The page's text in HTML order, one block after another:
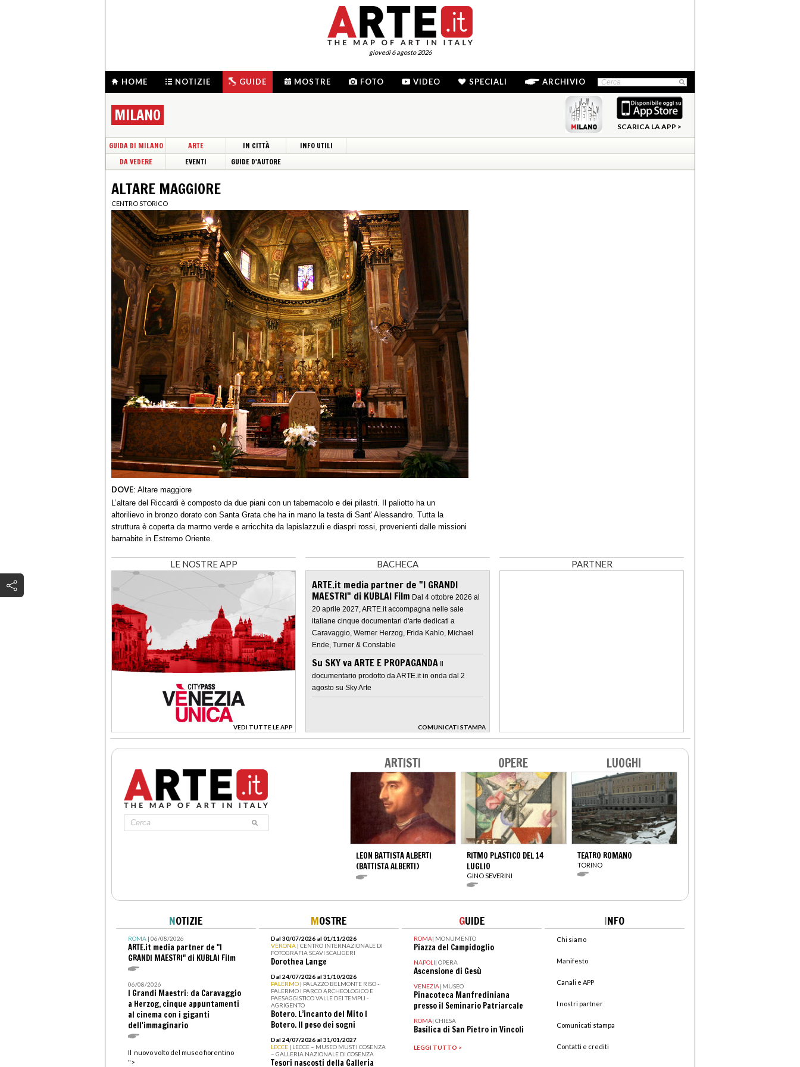
giovedì 6 agosto 2026
HOME NOTIZIE GUIDE MOSTRE FOTO VIDEO SPECIALI ARCHIVIO
MILANO
SCARICA LA APP >
GUIDA DI MILANO ARTE IN CITTÀ
INFO UTILI
DA VEDERE
EVENTI GUIDE D'AUTORE
ALTARE MAGGIORE
CENTRO STORICO
DOVE: Altare maggiore
L’altare del Riccardi è composto da due piani con un tabernacolo e dei pilastri. Il paliotto ha un
altorilievo in bronzo dorato con Santa Grata che ha in mano la testa di Sant' Alessandro. Tutta la
struttura è coperta da marmo verde e arricchita da lapislazzuli e diaspri rossi, provenienti dalle missioni
barnabite in Estremo Oriente.
LE NOSTRE APP
VEDI TUTTE LE APP
>
BACHECA
ARTE.it media partner de "I GRANDI
MAESTRI" di KUBLAI Film Dal 4 ottobre 2026 al
20 aprile 2027, ARTE.it accompagna nelle sale
italiane cinque documentari d'arte dedicati a
Caravaggio, Werner Herzog, Frida Kahlo, Michael
Ende, Turner & Constable
Su SKY va ARTE E PROPAGANDA Il
documentario prodotto da ARTE.it in onda dal 2
agosto su Sky Arte
COMUNICATI STAMPA
>
PARTNER
ARTISTI
LEON BATTISTA ALBERTI
(BATTISTA ALBERTI)
OPERE
RITMO PLASTICO DEL 14
LUGLIO
GINO SEVERINI
LUOGHI
TEATRO ROMANO
TORINO
NOTIZIE
ROMA| 06/08/2026
ARTE.it media partner de "I
GRANDI MAESTRI" di KUBLAI Film
06/08/2026
I Grandi Maestri: da Caravaggio
a Herzog, cinque appuntamenti
al cinema con i giganti
dell'immaginario
Il nuovo volto del museo fiorentino
">
MOSTRE
Dal 30/07/2026 al 01/11/2026
VERONA | CENTRO INTERNAZIONALE DI
FOTOGRAFIA SCAVI SCALIGERI
Dorothea Lange
Dal 24/07/2026 al 31/10/2026
PALERMO | PALAZZO BELMONTE RISO -
PALERMO I PARCO ARCHEOLOGICO E
PAESAGGISTICO VALLE DEI TEMPLI -
AGRIGENTO
Botero. L’incanto del Mito I
Botero. Il peso dei sogni
Dal 24/07/2026 al 31/01/2027
LECCE | LECCE – MUSEO MUST I COSENZA
– GALLERIA NAZIONALE DI COSENZA
Tesori nascosti della Galleria
GUIDE
ROMA| MONUMENTO
Piazza del Campidoglio
NAPOLI| OPERA
Ascensione di Gesù
VENEZIA| MUSEO
Pinacoteca Manfrediniana
presso il Seminario Patriarcale
ROMA| CHIESA
Basilica di San Pietro in Vincoli
LEGGI TUTTO >
INFO
Chi siamo
Manifesto
Canali e APP
I nostri partner
Comunicati stampa
Contatti e crediti